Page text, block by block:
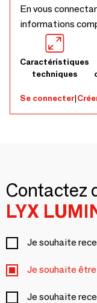
En vous
informations
Caractéristiques
techniques
Se connecter|
Contactez
LYX
Je souhaite
Je souhaite
Je souhaite